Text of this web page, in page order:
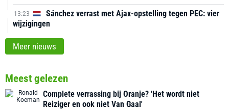
13:23
Sánchez verrast met Ajax-opstelling tegen PEC: vier
wijzigingen
Meer nieuws
Meest gelezen
Complete verrassing bij Oranje? 'Het wordt niet
Reiziger en ook niet Van Gaal'